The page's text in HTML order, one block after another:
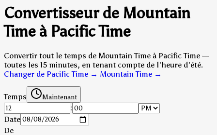
Convertisseur de Mountain
Time à Pacific Time
Convertir tout le temps de Mountain Time à Pacific Time —
toutes les 15 minutes, en tenant compte de l'heure d'été.
Changer de Pacific Time → Mountain Time →
Temps Maintenant
:
Date
De